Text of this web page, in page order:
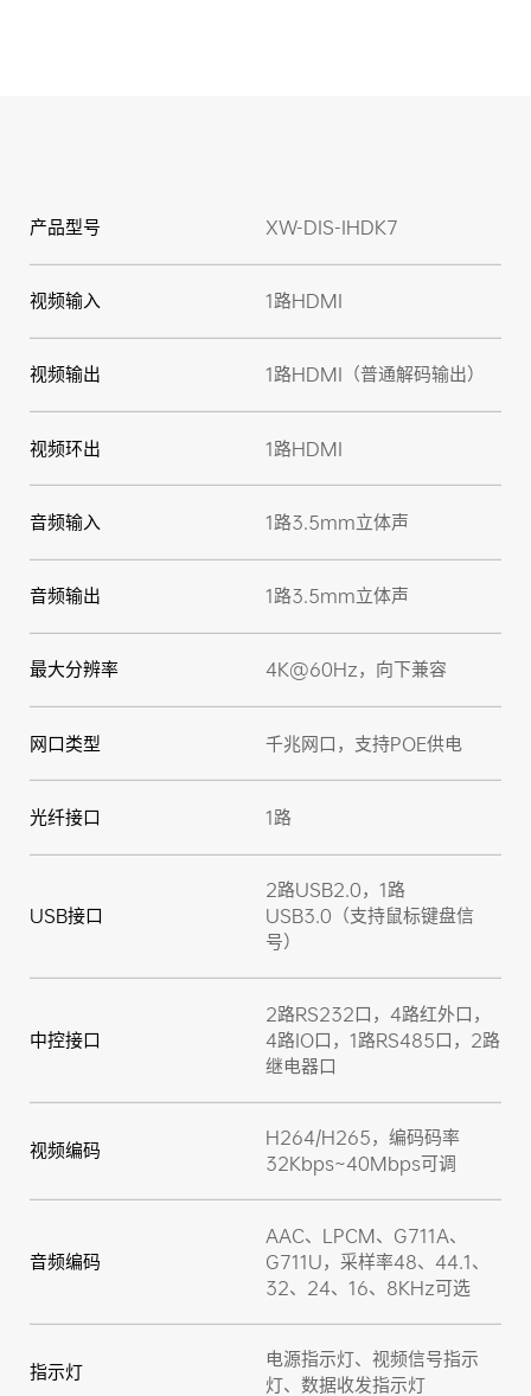
产品型号 XW-DIS-IHDK7
视频输入 1路HDMI
视频输出 1路HDMI（普通解码输出）
视频环出 1路HDMI
音频输入 1路3.5mm立体声
音频输出 1路3.5mm立体声
最大分辨率 4K@60Hz，向下兼容
网口类型 千兆网口，支持POE供电
光纤接口 1路
USB接口
2路USB2.0，1路
USB3.0（支持鼠标键盘信
号）
中控接口
2路RS232口，4路红外口，
4路IO口，1路RS485口，2路
继电器口
视频编码
H264/H265，编码码率
32Kbps~40Mbps可调
音频编码
AAC、LPCM、G711A、
G711U，采样率48、44.1、
32、24、16、8KHz可选
指示灯
电源指示灯、视频信号指示
灯、数据收发指示灯